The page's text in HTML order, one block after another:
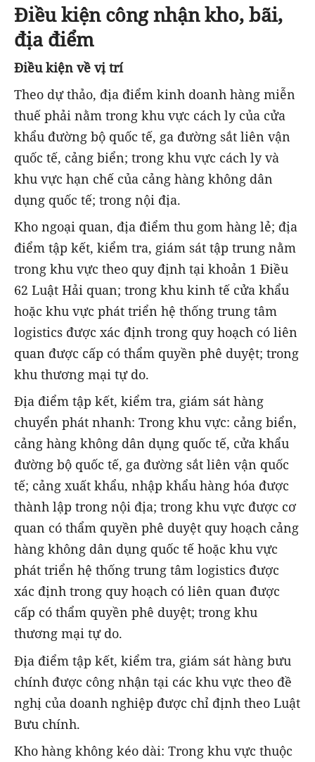
Điều kiện công nhận kho, bãi,
địa điểm
Điều kiện về vị trí
Theo dự thảo, địa điểm kinh doanh hàng miễn
thuế phải nằm trong khu vực cách ly của cửa
khẩu đường bộ quốc tế, ga đường sắt liên vận
quốc tế, cảng biển; trong khu vực cách ly và
khu vực hạn chế của cảng hàng không dân
dụng quốc tế; trong nội địa.
Kho ngoại quan, địa điểm thu gom hàng lẻ; địa
điểm tập kết, kiểm tra, giám sát tập trung nằm
trong khu vực theo quy định tại khoản 1 Điều
62 Luật Hải quan; trong khu kinh tế cửa khẩu
hoặc khu vực phát triển hệ thống trung tâm
logistics được xác định trong quy hoạch có liên
quan được cấp có thẩm quyền phê duyệt; trong
khu thương mại tự do.
Địa điểm tập kết, kiểm tra, giám sát hàng
chuyển phát nhanh: Trong khu vực: cảng biển,
cảng hàng không dân dụng quốc tế, cửa khẩu
đường bộ quốc tế, ga đường sắt liên vận quốc
tế; cảng xuất khẩu, nhập khẩu hàng hóa được
thành lập trong nội địa; trong khu vực được cơ
quan có thẩm quyền phê duyệt quy hoạch cảng
hàng không dân dụng quốc tế hoặc khu vực
phát triển hệ thống trung tâm logistics được
xác định trong quy hoạch có liên quan được
cấp có thẩm quyền phê duyệt; trong khu
thương mại tự do.
Địa điểm tập kết, kiểm tra, giám sát hàng bưu
chính được công nhận tại các khu vực theo đề
nghị của doanh nghiệp được chỉ định theo Luật
Bưu chính.
Kho hàng không kéo dài: Trong khu vực thuộc